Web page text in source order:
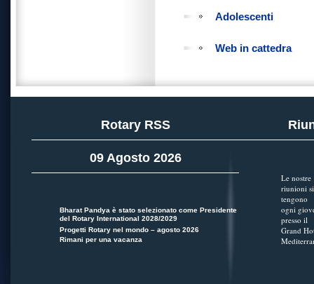
Adolescenti
Web in cattedra
Rotary RSS
09 Agosto 2026
Bharat Pandya è stato selezionato come Presidente
del Rotary International 2028/2029
Progetti Rotary nel mondo – agosto 2026
Rimani per una vacanza
Le nostre
riunioni si
tengono
ogni
presso il
Grand